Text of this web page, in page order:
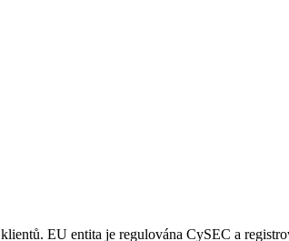
EU entita je regulována CySEC a